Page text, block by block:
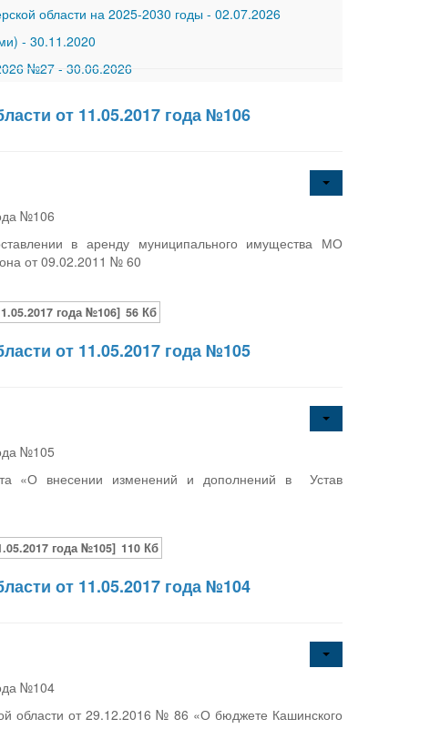
области на 2025-2030 годы - 02.07.2026
- 30.11.2020
№27 - 30.06.2026
от 11.05.2017 года №106
№106
в аренду муниципального имущества МО
от 09.02.2011 № 60
года №106] 56 Кб
от 11.05.2017 года №105
№105
«О внесении изменений и дополнений в Устав
года №105] 110 Кб
от 11.05.2017 года №104
№104
области от 29.12.2016 № 86 «О бюджете Кашинского